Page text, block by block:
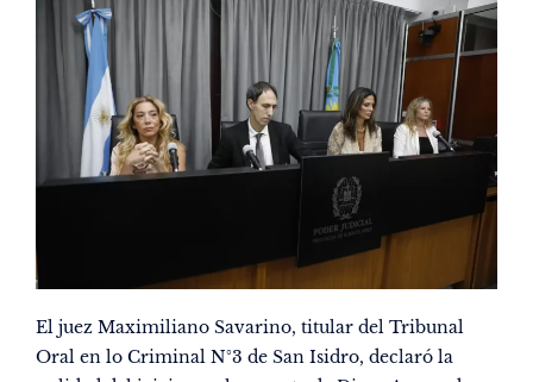
El juez Maximiliano Savarino, titular del Tribunal
Oral en lo Criminal N°3 de San Isidro, declaró la